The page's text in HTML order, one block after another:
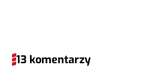
13 komentarzy